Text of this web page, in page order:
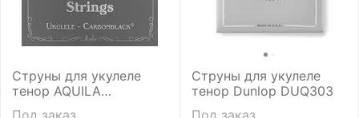
Струны для укулеле
тенор AQUILA
BIONYLON 143U
Струны для укулеле
тенор Dunlop DUQ303